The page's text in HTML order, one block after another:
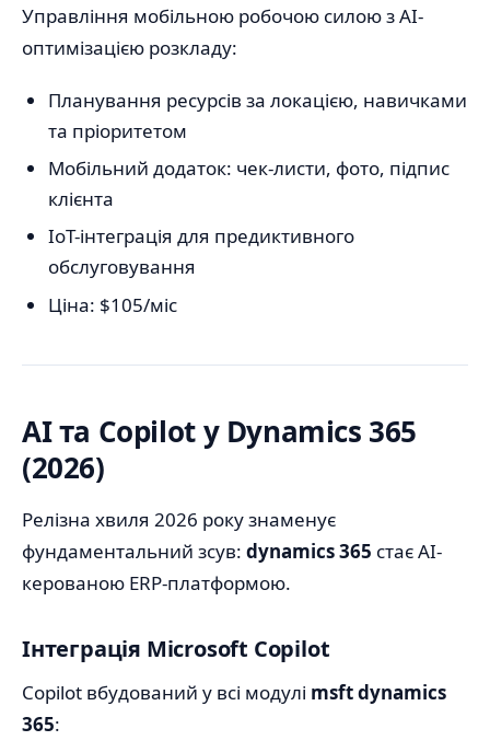
Управління мобільною робочою силою з AI-
оптимізацією розкладу:
Планування ресурсів за локацією, навичками
та пріоритетом
Мобільний додаток: чек-листи, фото, підпис
клієнта
IoT-інтеграція для предиктивного
обслуговування
Ціна: $105/міс
AI та Copilot у Dynamics 365
(2026)
Релізна хвиля 2026 року знаменує
фундаментальний зсув: dynamics 365 стає AI-
керованою ERP-платформою.
Інтеграція Microsoft Copilot
Copilot вбудований у всі модулі msft dynamics
365: